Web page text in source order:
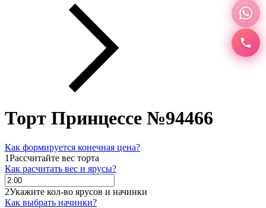
Торт Принцессе №94466
Как формируется конечная цена?
1Рассчитайте вес торта
Как расчитать вес и ярусы?
2Укажите кол-во ярусов и начинки
Как выбрать начинки?